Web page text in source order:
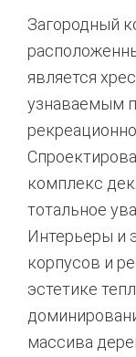
Загородный
является
узнаваемым
комплекс
тотальное
Интерьеры и
корпусов и
эстетике
массива